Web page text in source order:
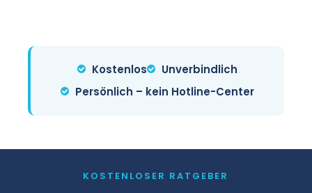
Vollständigkeitsprüfung.
Rückmeldung.
Kostenlos
Unverbindlich
Persönlich – kein Hotline-Center
KOSTENLOSER RATGEBER